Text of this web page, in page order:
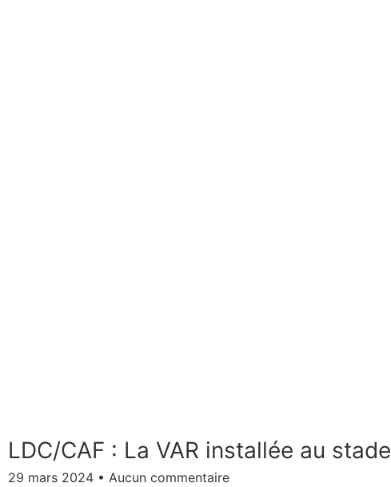
LDC/CAF : La VAR installée au
29 mars 2024
Aucun commentaire